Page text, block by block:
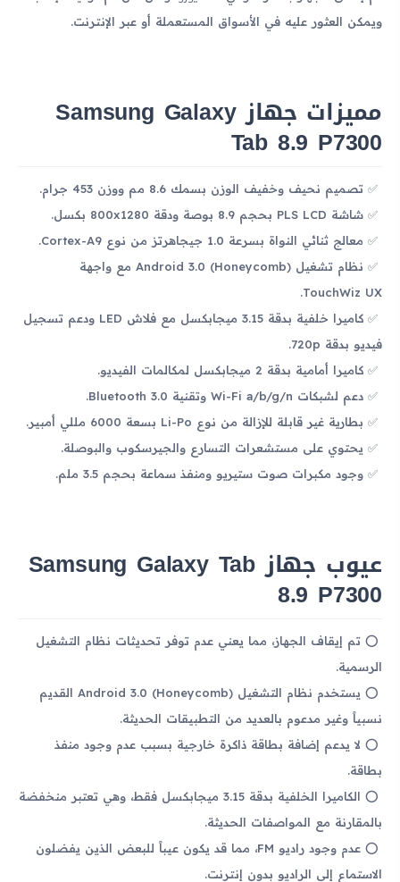
ويمكن العثور عليه في الأسواق المستعملة أو عبر الإنترنت.
مميزات جهاز Samsung Galaxy
Tab 8.9 P7300
تصميم نحيف وخفيف الوزن بسمك 8.6 مم ووزن 453 جرام.
شاشة PLS LCD بحجم 8.9 بوصة ودقة 800x1280 بكسل.
معالج ثنائي النواة بسرعة 1.0 جيجاهرتز من نوع Cortex-A9.
نظام تشغيل Android 3.0 (Honeycomb) مع واجهة
TouchWiz UX.
كاميرا خلفية بدقة 3.15 ميجابكسل مع فلاش LED ودعم تسجيل
فيديو بدقة 720p.
كاميرا أمامية بدقة 2 ميجابكسل لمكالمات الفيديو.
دعم لشبكات Wi-Fi a/b/g/n وتقنية Bluetooth 3.0.
بطارية غير قابلة للإزالة من نوع Li-Po بسعة 6000 مللي أمبير.
يحتوي على مستشعرات التسارع والجيرسكوب والبوصلة.
وجود مكبرات صوت ستيريو ومنفذ سماعة بحجم 3.5 ملم.
عيوب جهاز Samsung Galaxy Tab
8.9 P7300
تم إيقاف الجهاز، مما يعني عدم توفر تحديثات نظام التشغيل
الرسمية.
يستخدم نظام التشغيل Android 3.0 (Honeycomb) القديم
نسبياً وغير مدعوم بالعديد من التطبيقات الحديثة.
لا يدعم إضافة بطاقة ذاكرة خارجية بسبب عدم وجود منفذ
بطاقة.
الكاميرا الخلفية بدقة 3.15 ميجابكسل فقط، وهي تعتبر منخفضة
بالمقارنة مع المواصفات الحديثة.
عدم وجود راديو FM، مما قد يكون عيباً للبعض الذين يفضلون
الاستماع إلى الراديو بدون إنترنت.